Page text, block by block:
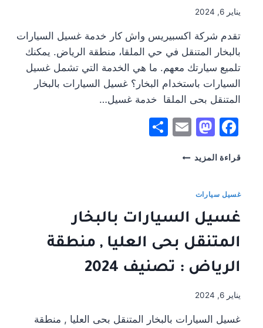
يناير 6, 2024
تقدم شركة اكسبيريس واش كار خدمة غسيل السيارات
بالبخار المتنقل في حي الملقا، منطقة الرياض. يمكنك
تلميع سيارتك معهم. ما هي الخدمة التي تشمل غسيل
السيارات باستخدام البخار؟ غسيل السيارات بالبخار
المتنقل بحى الملقا خدمة غسيل…
Facebook
Mastodon
Email
Share
قراءة المزيد غسيل
حي
منطقة
الرياض
غسيل سيارات
غسيل السيارات بالبخار
المتنقل بحى العليا , منطقة
الرياض : تصنيف 2024
يناير 6, 2024
غسيل السيارات بالبخار المتنقل بحى العليا , منطقة